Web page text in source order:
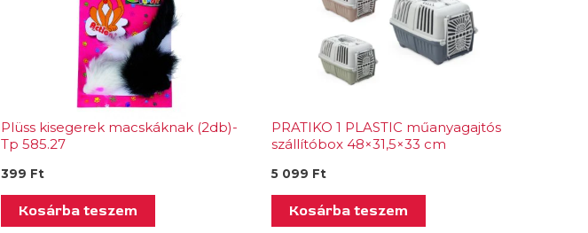
Plüss kisegerek macskáknak (2db)-
Tp 585.27
399 Ft
Kosárba teszem
PRATIKO 1 PLASTIC műanyagajtós
szállítóbox 48×31,5×33 cm
5 099 Ft
Kosárba teszem